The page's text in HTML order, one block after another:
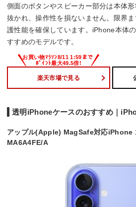
側面のボタンやスピーカー部分は本体
抜かれ、操作性を損ないません。限界
護性能を確保しています。iPhone本体
すすめのモデルです。
楽天市場で見る
透明iPhoneケースのおすすめ｜
アップル(Apple) MagSafe対応iPhone
MA6A4FE/A